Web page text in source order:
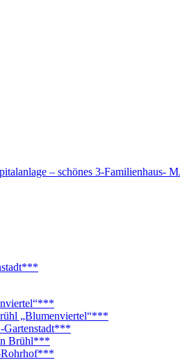
– schönes 3-Familienhaus-
„Blumenviertel“***
Gartenstadt***
in Brühl***
Rohrhof***